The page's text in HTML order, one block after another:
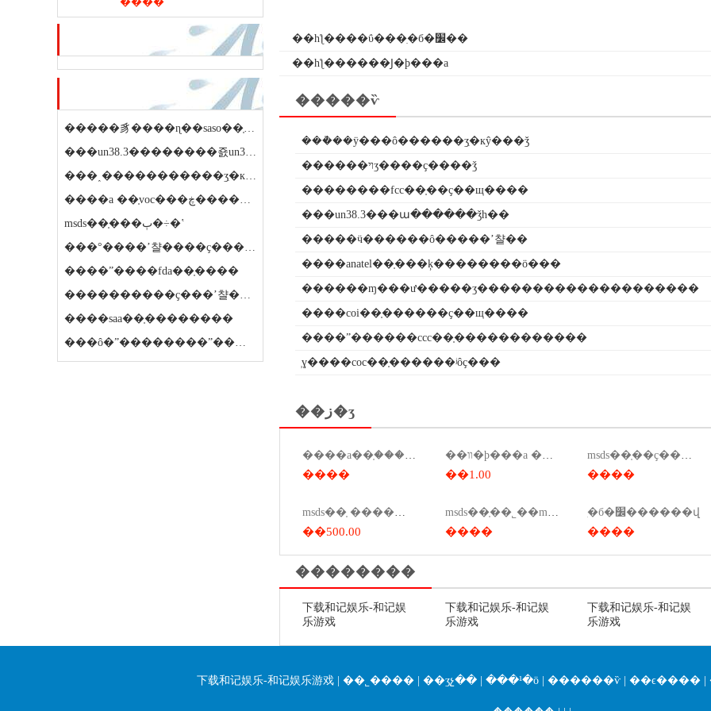
��һƪ�� ��ΰ���ִ�б�׼��
��һƪ������Ϳ�ϸ���a
�����ѷ
���ܵ��ӱ���ô������ʒִ�кŷ���ǯ
������ױʒ����ҫ����ǯ
��������fcc��֤��ҫ��щ����
���un38.3���ա������ǯһ��
�����ӵ������ô�����ʼ챨��
����anatel��֤���ķ��������ö���
������ɱ���ư�����ʒ��������������������
����coi��֤������ҫ��щ����
����ˮ������ccc��֤������������
̹ɣ����coc��֤������ʲôҫ���
��ز�ʒ
����a��֤������������֤����������
����
��װ�ϸ���a ��֤����
��1.00
msds��֤��ҫ����ǯ����msds��ҫ����ǯ��
����
msds��֤ �������
��500.00
msds��֤��˾��msds��֤��ѯ��
����
ִ�б�׼������վ
����
��������
下载和记娱乐-和记娱
乐游戏
下载和记娱乐-和记娱
乐游戏
下载和记娱乐-和记娱
乐游戏
�����豸����ɳ��saso��֤��������ǯ
���un38.3��������죬un38.3�����ҫ��ô����
���˰�����������ʒִ�к�����
����a ��֤voc���ڿ�����⣬��ô��
msds��֤���ٻ�÷�ʽ
���°����ʼ챨����ҫ����ǯ
����ˮ����fda��֤����
����������ҫ���ʼ챨�����ǯ
����saa��֤��������
���ô�ˮ��������ˮ����ҫ����ǯ
下载和记娱乐-和记娱乐游戏 ��˾���� ��ʒչ�� ���¹�ӧ ������ѷ ��ϵ����